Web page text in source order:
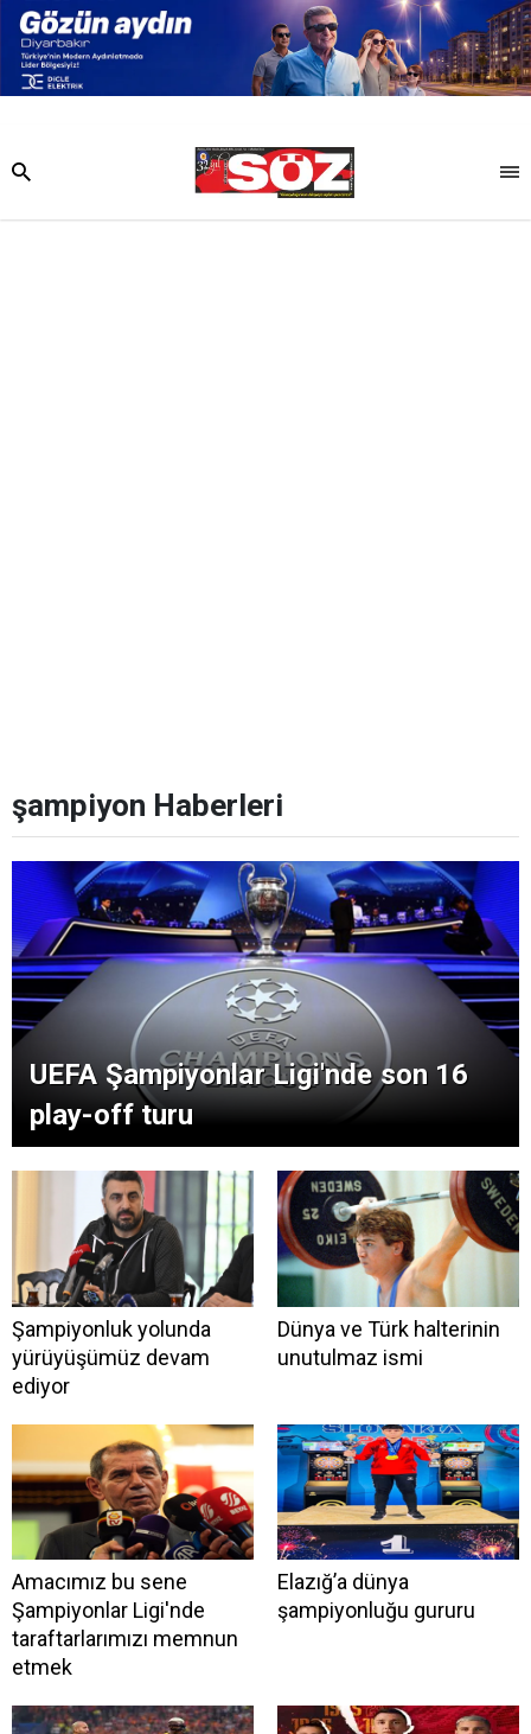
şampiyon Haberleri
UEFA Şampiyonlar Ligi'nde son 16
play-off turu
Şampiyonluk yolunda
yürüyüşümüz devam
ediyor
Dünya ve Türk halterinin
unutulmaz ismi
Amacımız bu sene
Şampiyonlar Ligi'nde
taraftarlarımızı memnun
etmek
Elazığ’a dünya
şampiyonluğu gururu